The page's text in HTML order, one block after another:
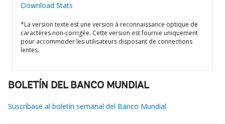
Download Stats
*La version texte est une version à reconnaissance optique de
caractères non-corrigée. Cette version est fournie uniquement
pour accommoder les utilisateurs disposant de connections
lentes.
BOLETÍN DEL BANCO MUNDIAL
Suscríbase al boletín semanal del Banco Mundial